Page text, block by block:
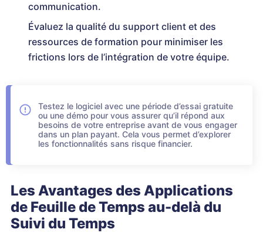
communication.
Évaluez la qualité du support client et des
ressources de formation pour minimiser les
frictions lors de l’intégration de votre équipe.
Testez le logiciel avec une période d’essai gratuite
ou une démo pour vous assurer qu’il répond aux
besoins de votre entreprise avant de vous engager
dans un plan payant. Cela vous permet d’explorer
les fonctionnalités sans risque financier.
Les Avantages des Applications
de Feuille de Temps au-delà du
Suivi du Temps